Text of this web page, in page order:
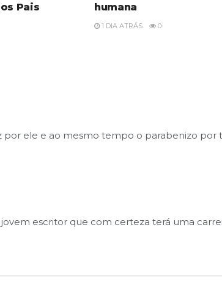
Pais
humana
1 DIA ATRÁS 0
por ele e ao mesmo tempo o parabenizo por
escritor que com certeza terá uma